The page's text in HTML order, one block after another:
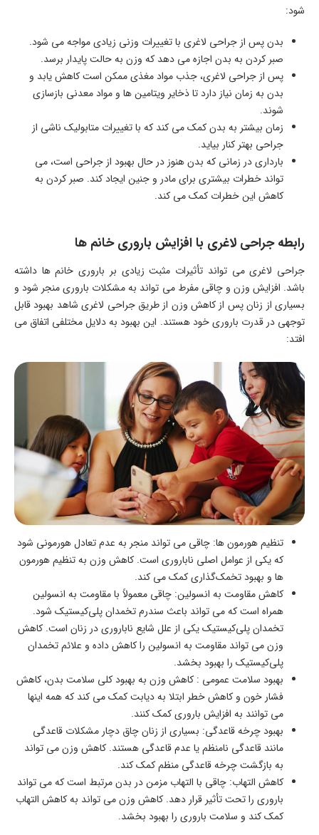
‌شود:
بدن پس از جراحی لاغری با تغییرات وزنی زیادی مواجه می ‌شود.
صبر کردن به بدن اجازه می ‌دهد که وزن به حالت پایدار برسد.
پس از جراحی لاغری، جذب مواد مغذی ممکن است کاهش یابد و
بدن به زمان نیاز دارد تا ذخایر ویتامین ‌ها و مواد معدنی بازسازی
شوند.
زمان بیشتر به بدن کمک می ‌کند که با تغییرات متابولیک ناشی از
جراحی بهتر کنار بیاید.
بارداری در زمانی که بدن هنوز در حال بهبود از جراحی است، می
‌تواند خطرات بیشتری برای مادر و جنین ایجاد کند. صبر کردن به
کاهش این خطرات کمک می ‌کند.
رابطه جراحی لاغری با افزایش باروری خانم ‌ها
جراحی لاغری می ‌تواند تأثیرات مثبت زیادی بر باروری خانم ‌ها داشته
باشد. افزایش وزن و چاقی مفرط می ‌تواند به مشکلات باروری منجر شود و
بسیاری از زنان پس از کاهش وزن از طریق جراحی لاغری شاهد بهبود قابل
توجهی در قدرت باروری خود هستند. این بهبود به دلایل مختلفی اتفاق می
‌افتد:
تنظیم هورمون‌ ها: چاقی می ‌تواند منجر به عدم تعادل هورمونی شود
که یکی از عوامل اصلی ناباروری است. کاهش وزن به تنظیم هورمون‌
ها و بهبود تخمک‌گذاری کمک می ‌کند.
کاهش مقاومت به انسولین: چاقی معمولاً با مقاومت به انسولین
همراه است که می ‌تواند باعث سندرم تخمدان پلی‌کیستیک شود.
تخمدان پلی‌کیستیک یکی از علل شایع ناباروری در زنان است. کاهش
وزن می ‌تواند مقاومت به انسولین را کاهش داده و علائم تخمدان
پلی‌کیستیک را بهبود بخشد.
بهبود سلامت عمومی : کاهش وزن به بهبود کلی سلامت بدن، کاهش
فشار خون و کاهش خطر ابتلا به دیابت کمک می ‌کند که همه اینها
می ‌توانند به افزایش باروری کمک کنند.
بهبود چرخه قاعدگی: بسیاری از زنان چاق دچار مشکلات قاعدگی
مانند قاعدگی نامنظم یا عدم قاعدگی هستند. کاهش وزن می ‌تواند
به بازگشت چرخه قاعدگی منظم کمک کند.
کاهش التهاب: چاقی با التهاب مزمن در بدن مرتبط است که می ‌تواند
باروری را تحت تأثیر قرار دهد. کاهش وزن می ‌تواند به کاهش التهاب
کمک کند و سلامت باروری را بهبود بخشد.